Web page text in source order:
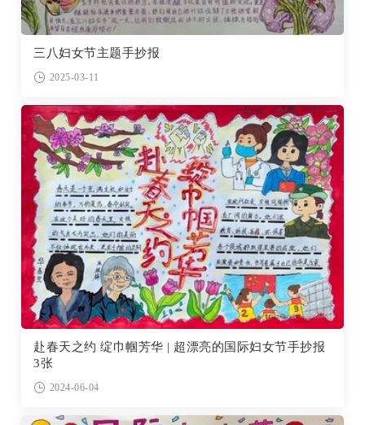
三八妇女节主题手抄报
2025-03-11
赴春天之约 绽巾帼芳华 | 超漂亮的国际妇女节手抄报
3张
2024-06-04